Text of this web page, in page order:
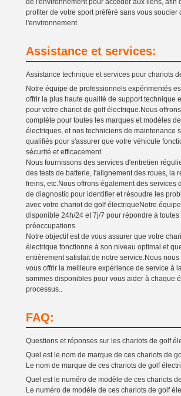
de l'environnement pour accéder aux liens, afin
profiter de votre sport préféré sans vous soucier
l'environnement.
Assistance et services:
Assistance technique et services pour chariots
Notre équipe de professionnels expérimentés
offrir la plus haute qualité de support technique
pour votre chariot de golf électrique.Nous
complète pour toutes les marques et modèles
électriques, et nos techniciens de maintenance
qualifiés pour s'assurer que votre véhicule
sécurité et efficacement.
Nous fournissons des services d'entretien
des tests de batterie, l'alignement des roues, la
freins, etc.Nous offrons également des services
de diagnostic pour identifier et résoudre les
avec votre chariot de golf électriqueNotre
disponible 24h/24 et 7j/7 pour répondre à toutes
préoccupations.
Notre objectif est de vous assurer que votre
électrique fonctionne à son niveau optimal et
entièrement satisfait de notre service.Nous
vous offrir la meilleure expérience de service à
sommes disponibles pour vous aider à chaque
processus..
FAQ:
Questions et réponses sur les chariots de golf
Quel est le nom de marque de ces chariots de
Le nom de marque de ces chariots de golf
Quel est le numéro de modèle de ces chariots
Le numéro de modèle de ces chariots de golf